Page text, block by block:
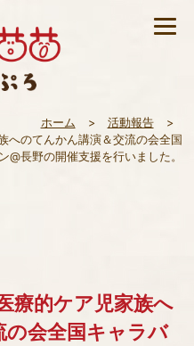
ホーム > 活動報告
>
のてんかん講演＆交流の会全国
@長野の開催支援を行いました。
療的ケア児家族へ
の会全国キャラバ